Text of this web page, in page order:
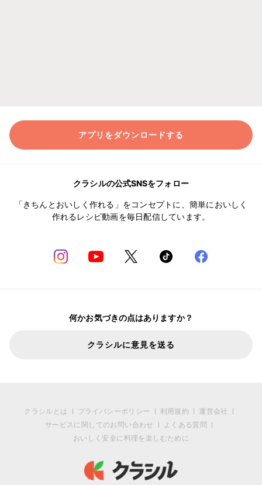
アプリをダウンロードする
クラシルの公式SNSをフォロー
「きちんとおいしく作れる」をコンセプトに、簡単においしく
作れるレシピ動画を毎日配信しています。
何かお気づきの点はありますか？
クラシルに意見を送る
クラシルとは プライバシーポリシー 利用規約
運営会社
サービスに関してのお問い合わせ
よくある質問
おいしく安全に料理を楽しむために